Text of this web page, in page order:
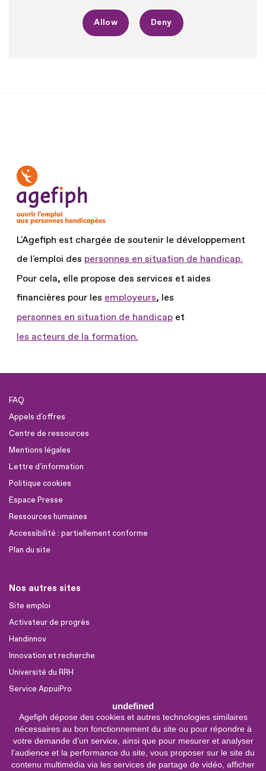
undefined
Agefiph dépose des cookies et autres technologies similaires
nécessaires au bon fonctionnement du site ou pour répondre à
votre demande d’un service, ainsi que pour mesurer et analyser
l’audience et la performance du site, vous proposer sur le site du
contenu multimédia via les services de partage de vidéo, afficher
Allow Deny
L'Agefiph est chargée de soutenir le développement
de l'emploi des personnes en situation de handicap.
Pour cela, elle propose des services et aides
financières pour les employeurs, les
personnes en situation de handicap et
les acteurs de la formation.
FAQ
Appels d'offres
Centre de ressources
Mentions légales
Lettre d'information
Politique cookies
Espace Presse
Ressources humaines
Accessibilité : partiellement conforme
Plan du site
Nos autres sites
Site emploi
Activateur de progrès
Handinnov
Innovation et recherche
Université du RRH
Service AppuiPro
Nous suivre
Youtube
Linkedin